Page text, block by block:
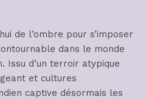
de l’ombre pour s’imposer
dans le monde
Issu d’un terroir atypique
et cultures
captive désormais les